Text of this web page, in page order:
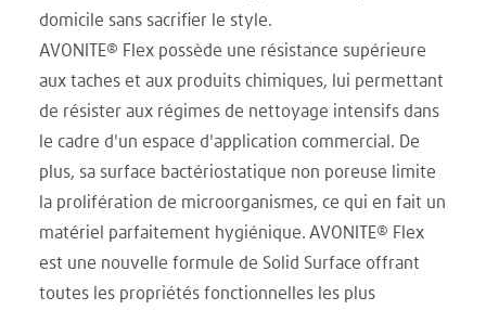
domicile sans sacrifier le style.
AVONITE® Flex possède une résistance supérieure
aux taches et aux produits chimiques, lui permettant
de résister aux régimes de nettoyage intensifs dans
le cadre d'un espace d'application commercial. De
plus, sa surface bactériostatique non poreuse limite
la prolifération de microorganismes, ce qui en fait un
matériel parfaitement hygiénique. AVONITE® Flex
est une nouvelle formule de Solid Surface offrant
toutes les propriétés fonctionnelles les plus